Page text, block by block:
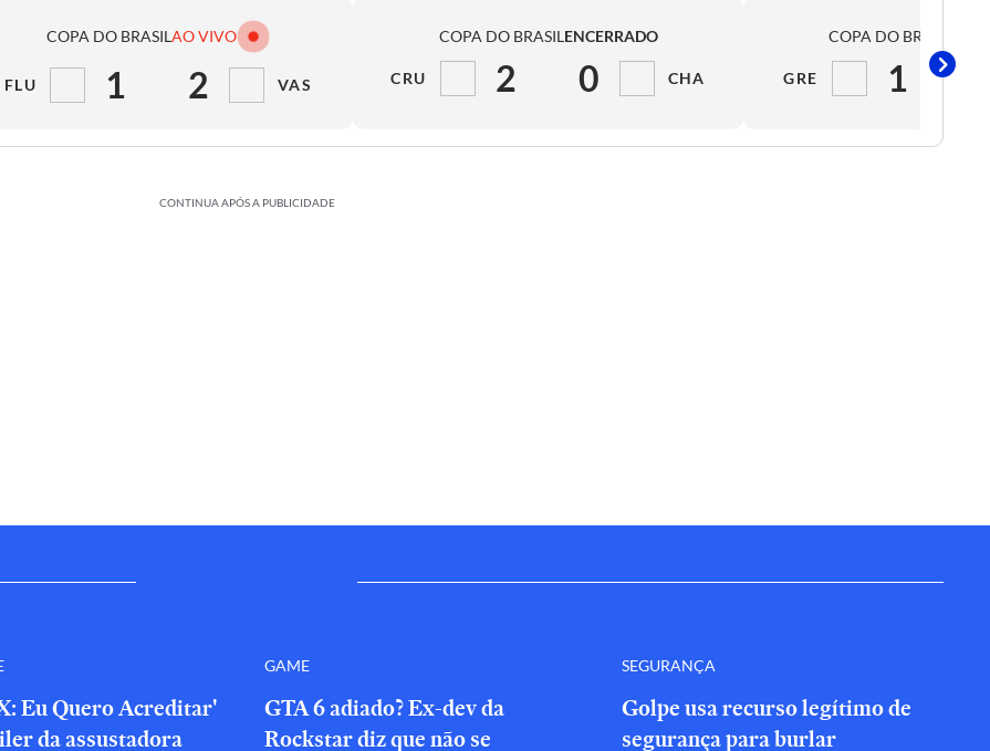
COPA DO BRASILAO VIVO
FLU 1 2 VAS
COPA DO BRASILENCERRADO
CRU 2 0 CHA
COPA DO BRASIL
GRE 1
CONTINUA APÓS A PUBLICIDADE
Eu Quero Acreditar'
da assustadora
GAME
GTA 6 adiado? Ex-dev da
Rockstar diz que não se
SEGURANÇA
Golpe usa recurso legítimo de
segurança para burlar